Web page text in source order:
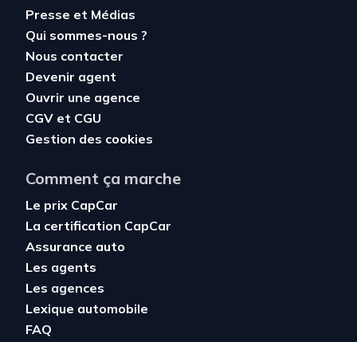
Presse et Médias
Qui sommes-nous ?
Nous contacter
Devenir agent
Ouvrir une agence
CGV et CGU
Gestion des cookies
Comment ça marche
Le prix CapCar
La certification CapCar
Assurance auto
Les agents
Les agences
Lexique automobile
FAQ